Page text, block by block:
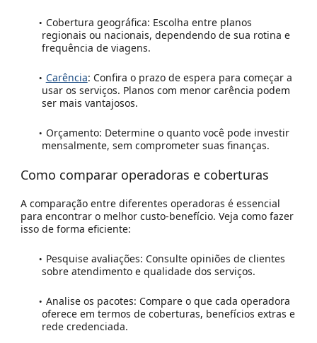
Cobertura geográfica: Escolha entre planos
regionais ou nacionais, dependendo de sua rotina e
frequência de viagens.
Carência: Confira o prazo de espera para começar a
usar os serviços. Planos com menor carência podem
ser mais vantajosos.
Orçamento: Determine o quanto você pode investir
mensalmente, sem comprometer suas finanças.
Como comparar operadoras e coberturas
A comparação entre diferentes operadoras é essencial
para encontrar o melhor custo-benefício. Veja como fazer
isso de forma eficiente:
Pesquise avaliações: Consulte opiniões de clientes
sobre atendimento e qualidade dos serviços.
Analise os pacotes: Compare o que cada operadora
oferece em termos de coberturas, benefícios extras e
rede credenciada.